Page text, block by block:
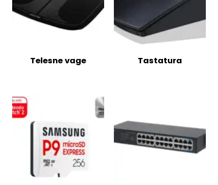
Telesne vage Tastatura